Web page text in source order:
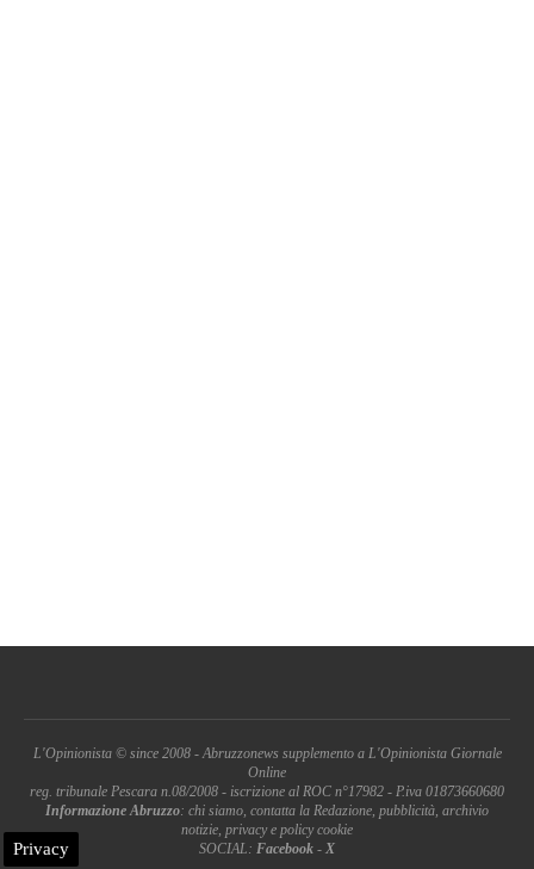
L'Opinionista © since 2008 - Abruzzonews supplemento a L'Opinionista Giornale
Online
reg. tribunale Pescara n.08/2008 - iscrizione al ROC n°17982 - P.iva 01873660680
Informazione Abruzzo: chi siamo, contatta la Redazione, pubblicità, archivio
notizie, privacy e policy cookie
SOCIAL: Facebook - X
Privacy